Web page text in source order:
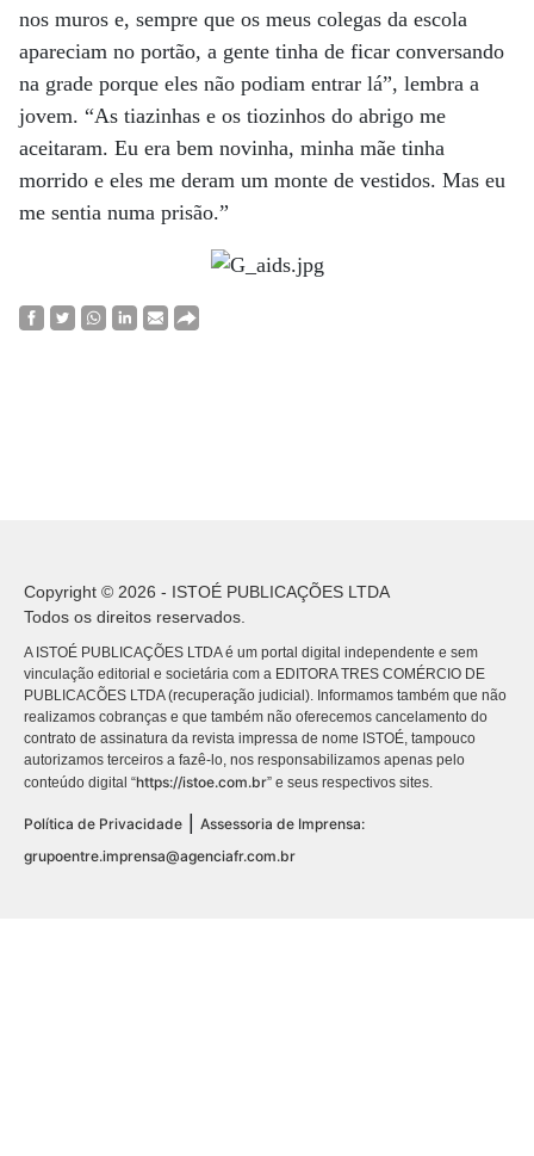
nos muros e, sempre que os meus colegas da escola
apareciam no portão, a gente tinha de ficar conversando
na grade porque eles não podiam entrar lá”, lembra a
jovem. “As tiazinhas e os tiozinhos do abrigo me
aceitaram. Eu era bem novinha, minha mãe tinha
morrido e eles me deram um monte de vestidos. Mas eu
me sentia numa prisão.”
Copyright © 2026 - ISTOÉ PUBLICAÇÕES LTDA
Todos os direitos reservados.
A ISTOÉ PUBLICAÇÕES LTDA é um portal digital independente e sem
vinculação editorial e societária com a EDITORA TRES COMÉRCIO DE
PUBLICACÕES LTDA (recuperação judicial). Informamos também que não
realizamos cobranças e que também não oferecemos cancelamento do
contrato de assinatura da revista impressa de nome ISTOÉ, tampouco
autorizamos terceiros a fazê-lo, nos responsabilizamos apenas pelo
conteúdo digital “https://istoe.com.br” e seus respectivos sites.
Política de Privacidade
Assessoria de Imprensa:
grupoentre.imprensa@agenciafr.com.br